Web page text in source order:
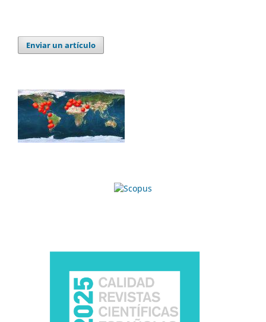
Enviar un artículo